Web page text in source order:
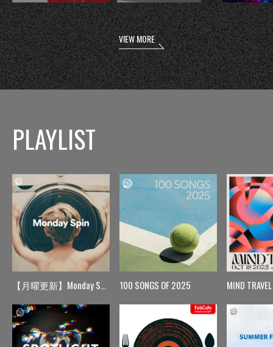
VIEW MORE
PLAYLIST
【月曜更新】Monday Spin 100 SONGS OF 2025 MIND TRAVEL